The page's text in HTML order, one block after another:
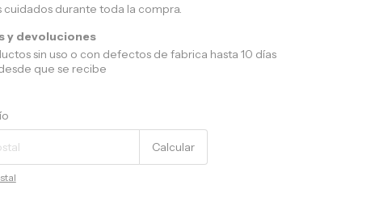
cuidados durante toda la compra.
y devoluciones
sin uso o con defectos de fabrica hasta 10 días
que se recibe
Calcular